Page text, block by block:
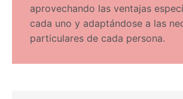
aprovechando las ventajas
cada uno y adaptándose a las
particulares de cada persona.